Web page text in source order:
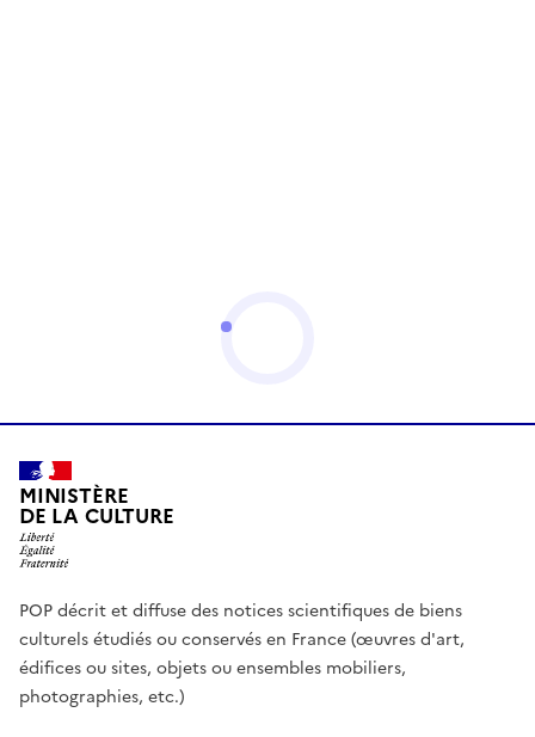
MINISTÈRE
DE LA CULTURE
POP décrit et diffuse des notices scientifiques de biens
culturels étudiés ou conservés en France (œuvres d'art,
édifices ou sites, objets ou ensembles mobiliers,
photographies, etc.)